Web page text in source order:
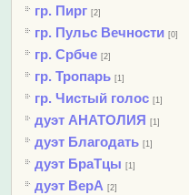
гр. Пирг [2]
гр. Пульс Вечности [0]
гр. Србче [2]
гр. Тропарь [1]
гр. Чистый голос [1]
дуэт АНАТОЛИЯ [1]
дуэт Благодать [1]
дуэт БраТцы [1]
дуэт ВерА [2]